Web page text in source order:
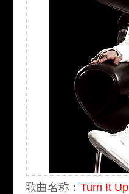
歌曲名称： Turn It Up